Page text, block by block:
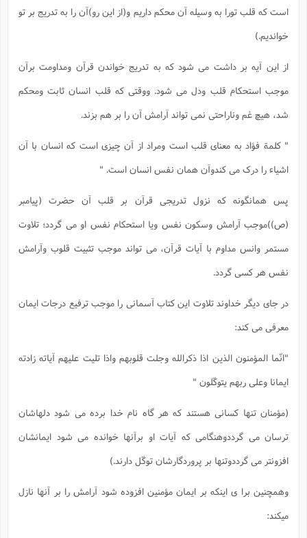
است که قلب تورا به وسیله آن محکم داریم و(از این رو)آن را به تدریج بر تو
خواندیم.)
از این آیه بر داشت می شود که به تدریج خواندن قرآن ومداومت برآن
موجب استحکام قلب ودل می شود. ووقتی که قلب انسان ثابت ومحکم
شد، هیچ غم وناراحتی نمی تواند آرامش آن را بر هم بزند.
" کلمة فؤاد به معنای قلب است ومراد از آن چیزی است که انسان با آن
اشیاء را درک می کندوآن همان نفس انسان است. "
پس همانگونه که نزول تدریجی قرآن بر قلب آن حضرت (پیامبر
(ص))موجب آرامش وسکون نفس ویا استحکام نفس او می گردد؛ تلاوت
مستمر وانس مداوم با آیات قرآن، می تواند موجب تثبیت قلوب وآرامش
نفس هر کسی گردد.
در جای دیگر خداوند تلاوت این کتاب آسمانی را موجب ترفیع درجات ایمان
معرفی می کند:
"انّما المؤمنون الذین اذا ذکرالله وجلت قلوبهم واذا تلیت علیهم آیاته زادته
ایمانا وعلی ربهم یتوکّلون "
(مؤمنان تنها کسانی هستند که هر گاه نام خدا برده می شود دلهاشان
ترسان می گرددوهنگامی که آیات او برآنها خوانده می شود ایمانشان
افزونتر می گرددوتنها بر پروردگارشان توکّل دارند.)
وهمچنین برا ی اینکه بر ایمان مؤمنین افزوده شود آرامش را بر آنها نازل
میکند: